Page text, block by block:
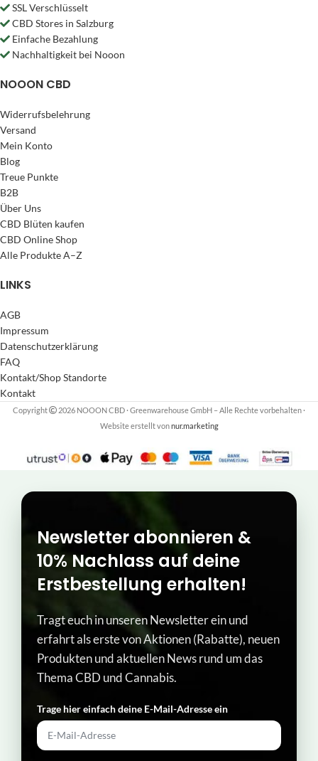
SSL Verschlüsselt
CBD Stores in Salzburg
Einfache Bezahlung
Nachhaltigkeit bei Nooon
NOOON CBD
Widerrufsbelehrung
Versand
Mein Konto
Blog
Treue Punkte
B2B
Über Uns
CBD Blüten kaufen
CBD Online Shop
Alle Produkte A–Z
LINKS
AGB
Impressum
Datenschutzerklärung
FAQ
Kontakt/Shop Standorte
Kontakt
Copyright 2026 NOOON CBD · Greenwarehouse GmbH – Alle Rechte vorbehalten·
Website erstellt vonnur.marketing
Newsletter abonnieren &
10% Nachlass auf deine
Erstbestellung erhalten!
Tragt euch in unseren Newsletter ein und
erfahrt als erste von Aktionen (Rabatte), neuen
Produkten und aktuellen News rund um das
Thema CBD und Cannabis.
Trage hier einfach deine E-Mail-Adresse ein​